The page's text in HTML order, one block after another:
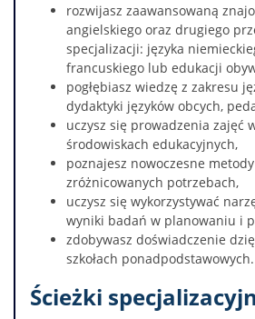
rozwijasz zaawansowaną
angielskiego oraz drugiego
specjalizacji: języka
francuskiego lub edukacji
pogłębiasz wiedzę z zakresu
dydaktyki języków obcych,
uczysz się prowadzenia zajęć
środowiskach edukacyjnych,
poznajesz nowoczesne
zróżnicowanych potrzebach,
uczysz się wykorzystywać
wyniki badań w planowaniu i
zdobywasz doświadczenie
szkołach ponadpodstawowych.
Ścieżki